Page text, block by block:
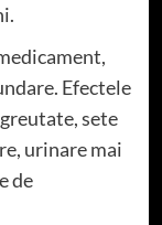
Efectele
sete
urinare mai
de